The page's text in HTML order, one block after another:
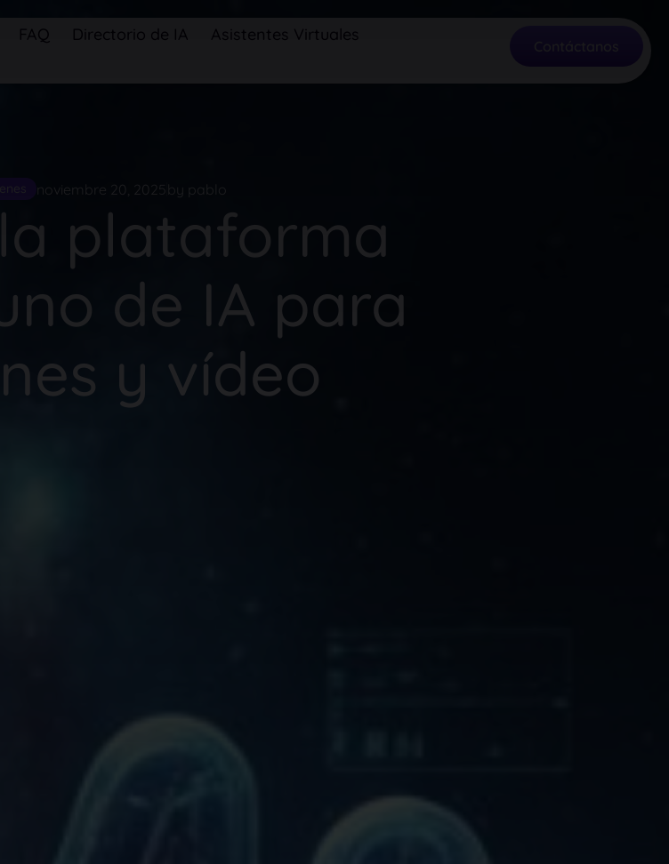
FAQ Directorio de IA
Asistentes Virtuales
noviembre 20, 2025 by pablo
plataforma
de IA para
y vídeo